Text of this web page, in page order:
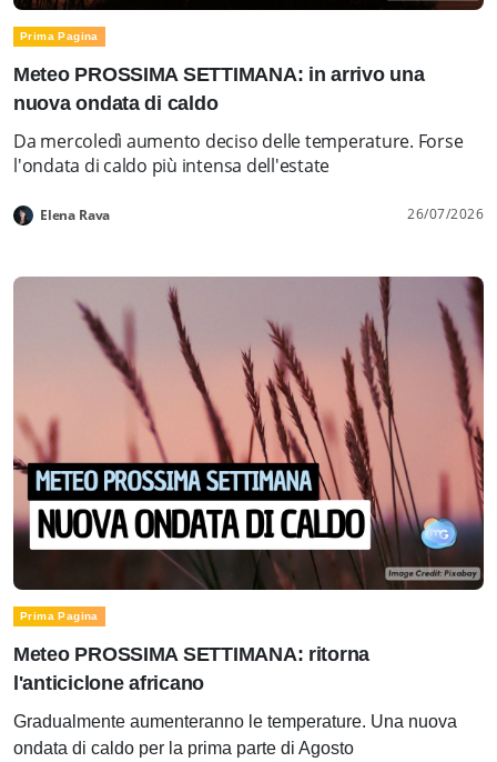
Prima Pagina
Meteo PROSSIMA SETTIMANA: in arrivo una
nuova ondata di caldo
Da mercoledì aumento deciso delle temperature. Forse
l'ondata di caldo più intensa dell'estate
Elena Rava 26/07/2026
Prima Pagina
Meteo PROSSIMA SETTIMANA: ritorna
l'anticiclone africano
Gradualmente aumenteranno le temperature. Una nuova
ondata di caldo per la prima parte di Agosto